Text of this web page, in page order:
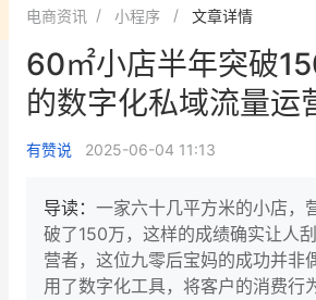
新零售大会 新零售茶会
增长产品指南
智库 产品场景库
电商资讯 小程序 文章详情
60㎡小店半年突破
的数字化私域流量运
有赞说 2025-06-04 11:13
导读： 一家六十几平方米的小店，
破了150万，这样的成绩确实让人
营者，这位九零后宝妈的成功并非
用了数字化工具，将客户的消费行